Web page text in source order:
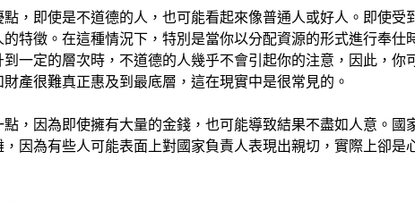
，即使是不道德的人，也可能看起來像普通人或好人。即使受
特徵。在這種情況下，特別是當你以分配資源的形式進行奉仕
一定的層次時，不道德的人幾乎不會引起你的注意，因此，你
產很難真正惠及到最底層，這在現實中是很常見的。
，因為即使擁有大量的金錢，也可能導致結果不盡如人意。國
因為有些人可能表面上對國家負責人表現出親切，實際上卻是